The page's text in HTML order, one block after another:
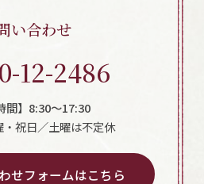
い合わせ
12-2486
間】8:30～17:30
祝日／土曜は不定休
せフォームはこちら